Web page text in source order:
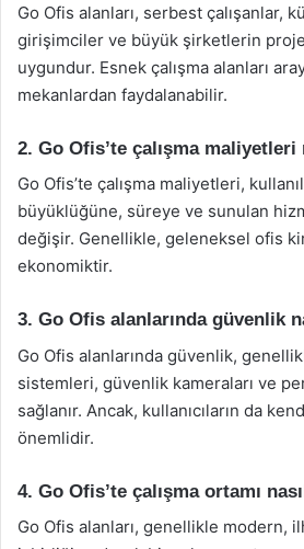
Go Ofis alanları, serbest çalışanlar,
girişimciler ve büyük şirketlerin
uygundur. Esnek çalışma alanları
mekanlardan faydalanabilir.
2. Go Ofis’te çalışma maliyetleri
Go Ofis’te çalışma maliyetleri,
büyüklüğüne, süreye ve sunulan
değişir. Genellikle, geleneksel ofis
ekonomiktir.
3. Go Ofis alanlarında güvenlik
Go Ofis alanlarında güvenlik,
sistemleri, güvenlik kameraları ve
sağlanır. Ancak, kullanıcıların da
önemlidir.
4. Go Ofis’te çalışma ortamı
Go Ofis alanları, genellikle modern,